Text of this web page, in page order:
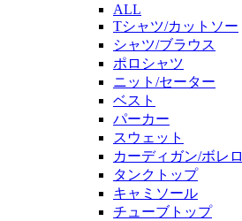
ALL
Tシャツ/カットソー
シャツ/ブラウス
ポロシャツ
ニット/セーター
ベスト
パーカー
スウェット
カーディガン/ボレロ
タンクトップ
キャミソール
チューブトップ